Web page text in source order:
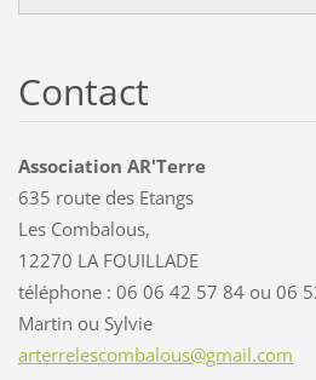
Contact
Association AR'Terre
635 route des Etangs
Les Combalous,
12270 LA FOUILLADE
téléphone : 06 06 42 57 84 ou 06
Martin ou Sylvie
arterrelescombalous@gmail.com